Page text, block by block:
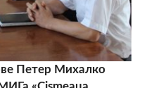
Петер Михалко